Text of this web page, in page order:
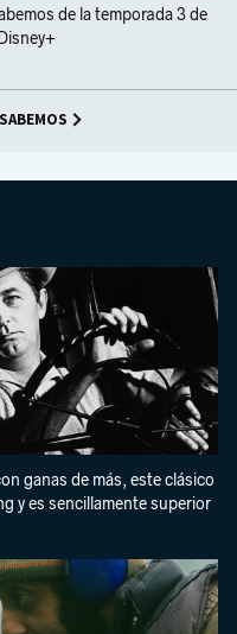
de la temporada 3 de
ganas de más, este clásico
y es sencillamente superior